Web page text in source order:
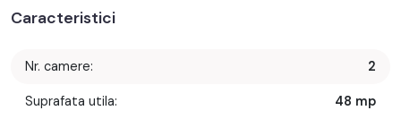
Caracteristici
Nr. camere: 2
Suprafata utila: 48 mp